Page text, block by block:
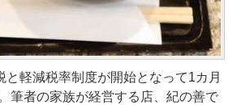
と軽減税率制度が開始となって1カ月
筆者の家族が経営する店、紀の善で